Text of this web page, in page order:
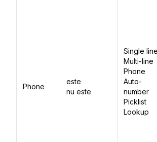
Phone
este
nu este
Single line
Multi-line
Phone
Auto-
number
Picklist
Lookup